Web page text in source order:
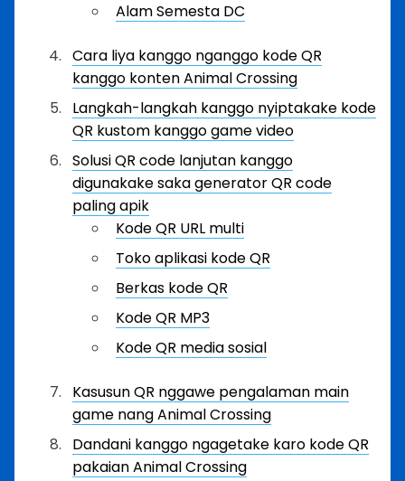
Alam Semesta DC
Cara liya kanggo nganggo kode QR
kanggo konten Animal Crossing
Langkah-langkah kanggo nyiptakake kode
QR kustom kanggo game video
Solusi QR code lanjutan kanggo
digunakake saka generator QR code
paling apik
Kode QR URL multi
Toko aplikasi kode QR
Berkas kode QR
Kode QR MP3
Kode QR media sosial
Kasusun QR nggawe pengalaman main
game nang Animal Crossing
Dandani kanggo ngagetake karo kode QR
pakaian Animal Crossing